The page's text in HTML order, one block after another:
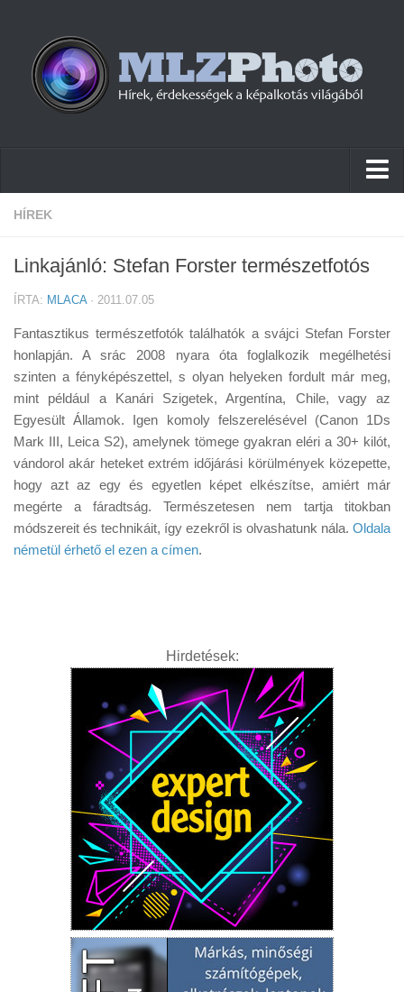
Hírek
Cikkek
Firmware
Tudástár
Tanácsok
Érdekességek
E-BB
HÍREK
Linkajánló: Stefan Forster természetfotós
ÍRTA: MLACA· 2011.07.05
Fantasztikus természetfotók találhatók a svájci Stefan Forster
honlapján. A srác 2008 nyara óta foglalkozik megélhetési
szinten a fényképészettel, s olyan helyeken fordult már meg,
mint például a Kanári Szigetek, Argentína, Chile, vagy az
Egyesült Államok. Igen komoly felszerelésével (Canon 1Ds
Mark III, Leica S2), amelynek tömege gyakran eléri a 30+ kilót,
vándorol akár heteket extrém időjárási körülmények közepette,
hogy azt az egy és egyetlen képet elkészítse, amiért már
megérte a fáradtság. Természetesen nem tartja titokban
módszereit és technikáit, így ezekről is olvashatunk nála. Oldala
németül érhető el ezen a címen.
Hirdetések: